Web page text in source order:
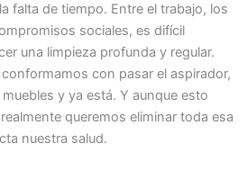
falta de tiempo. Entre el trabajo, los
sociales, es difícil
una limpieza profunda y regular.
con pasar el aspirador,
y ya está. Y aunque esto
queremos eliminar toda esa
nuestra salud.